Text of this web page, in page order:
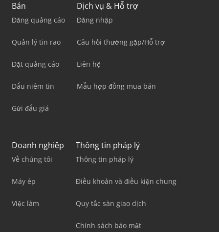
Bán
Đăng quảng cáo
Quản lý tin rao
Đặt quảng cáo
Dấu niêm tin
Gửi đấu giá
Dịch vụ & Hỗ trợ
Đăng nhập
Câu hỏi thường gặp/Hỗ trợ
Liên hệ
Mẫu hợp đồng mua bán
Doanh nghiệp
Về chúng tôi
Máy ép
Việc làm
Thông tin pháp lý
Thông tin pháp lý
Điều khoản và điều kiện chung
Quy tắc sàn giao dịch
Chính sách bảo mật